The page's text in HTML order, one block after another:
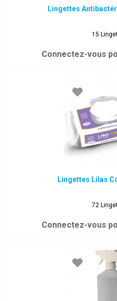
Lingettes
15
Connectez-vous
Lingettes Lilas
72
Connectez-vous